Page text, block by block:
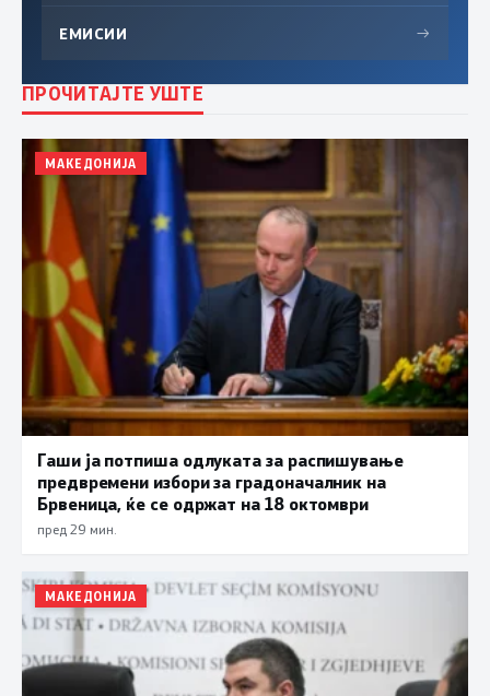
ЕМИСИИ →
ПРОЧИТАЈТЕ УШТЕ
МАКЕДОНИЈА
Гаши ја потпиша одлуката за распишување
предвремени избори за градоначалник на
Брвеница, ќе се одржат на 18 октомври
пред 29 мин.
МАКЕДОНИЈА